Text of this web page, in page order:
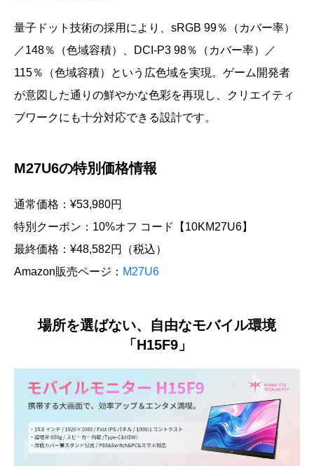
量子ドット技術の採用により、sRGB 99％（カバー率）
／148％（色域容積）、DCI-P3 98％（カバー率）／
115％（色域容積）という広色域を実現。ゲーム開発者
が意図した通りの鮮やかな色彩を再現し、クリエイティ
ブワークにも十分対応できる設計です。
M27U6の特別価格情報
通常価格：¥53,980円
特別クーポン：10%オフ コード【10KM27U6】
最終価格：¥48,582円（税込）
Amazon販売ページ： M27U6
場所を選ばない、自由なモバイル環境
「H15F9」